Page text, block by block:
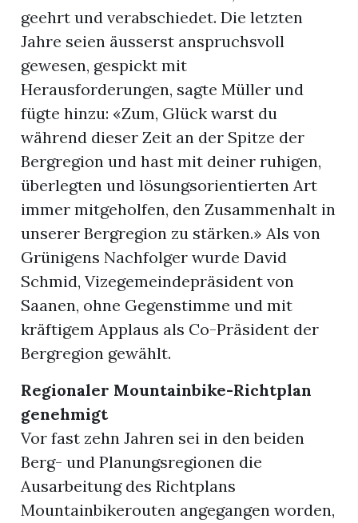
geehrt und verabschiedet. Die letzten
Jahre seien äusserst anspruchsvoll
gewesen, gespickt mit
Herausforderungen, sagte Müller und
fügte hinzu: «Zum, Glück warst du
während dieser Zeit an der Spitze der
Bergregion und hast mit deiner ruhigen,
überlegten und lösungsorientierten Art
immer mitgeholfen, den Zusammenhalt in
unserer Bergregion zu stärken.» Als von
Grünigens Nachfolger wurde David
Schmid, Vizegemeindepräsident von
Saanen, ohne Gegenstimme und mit
kräftigem Applaus als Co-Präsident der
Bergregion gewählt.
Regionaler Mountainbike-Richtplan
genehmigt
Vor fast zehn Jahren sei in den beiden
Berg- und Planungsregionen die
Ausarbeitung des Richtplans
Mountainbikerouten angegangen worden,